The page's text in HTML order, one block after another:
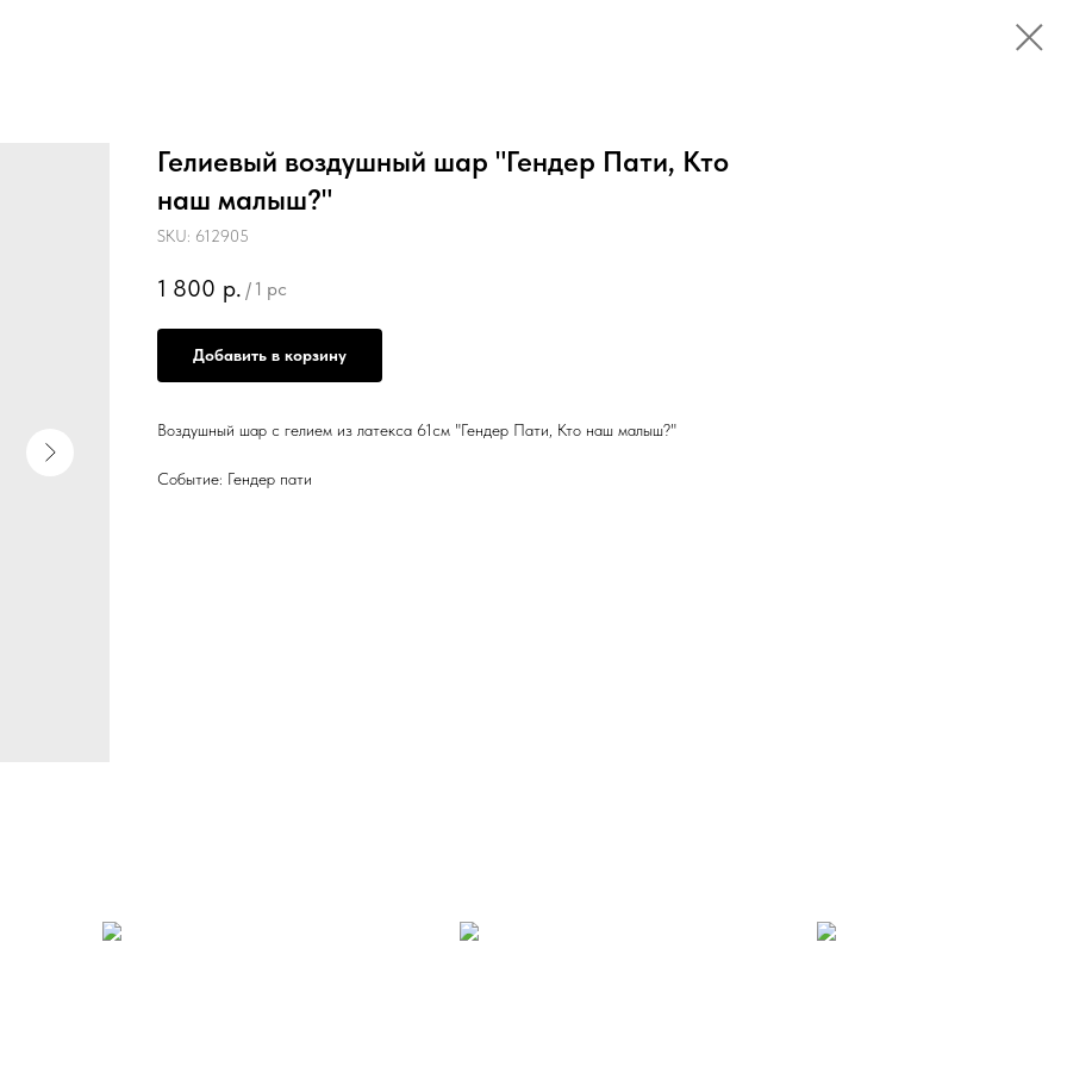
Гелиевый воздушный шар "Гендер Пати, Кто
наш малыш?"
SKU: 612905
1 800 р. / 1 pc
Добавить в корзину
Воздушный шар с гелием из латекса 61см "Гендер Пати, Кто наш малыш?"
Событие: Гендер пати